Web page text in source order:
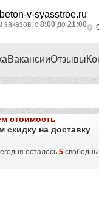
v-syasstroe.ru
заказов: с 8:00 до 21:00
ВакансииОтзывы
стоимость
скидку на доставку
осталось 5